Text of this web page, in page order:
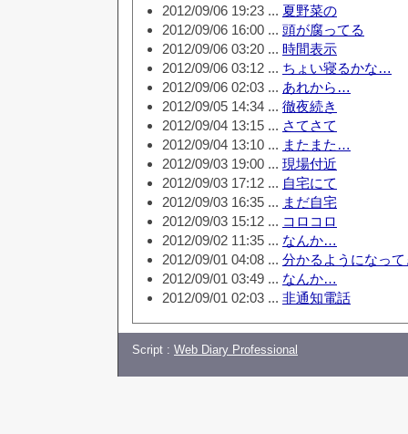
2012/09/06 19:23 ... 夏野菜の
2012/09/06 16:00 ... 頭が腐ってる
2012/09/06 03:20 ... 時間表示
2012/09/06 03:12 ... ちょい寝るかな…
2012/09/06 02:03 ... あれから…
2012/09/05 14:34 ... 徹夜続き
2012/09/04 13:15 ... さてさて
2012/09/04 13:10 ... またまた…
2012/09/03 19:00 ... 現場付近
2012/09/03 17:12 ... 自宅にて
2012/09/03 16:35 ... まだ自宅
2012/09/03 15:12 ... コロコロ
2012/09/02 11:35 ... なんか…
2012/09/01 04:08 ... 分かるようになっ
2012/09/01 03:49 ... なんか…
2012/09/01 02:03 ... 非通知電話
Script : Web Diary Professional